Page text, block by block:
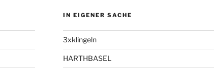
IN EIGENER SACHE
3xklingeln
HARTHBASEL